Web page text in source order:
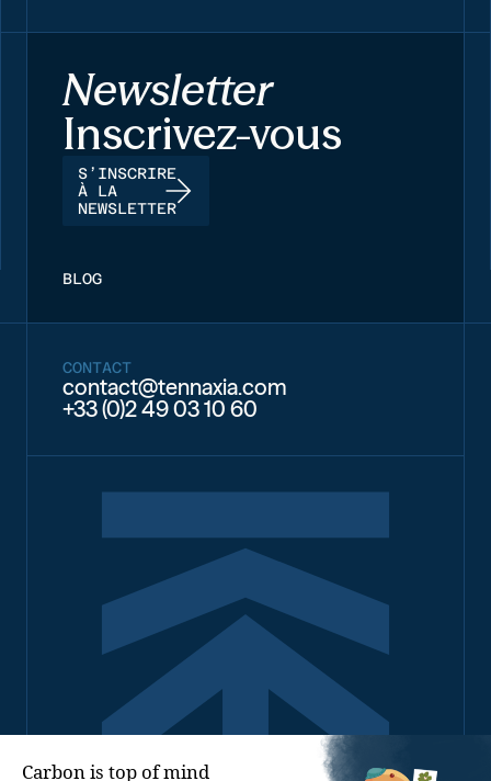
Newsletter
Inscrivez-vous
S’INSCRIRE
À LA
NEWSLETTER
BLOG
CONTACT
contact@tennaxia.com
+33 (0)2 49 03 10 60